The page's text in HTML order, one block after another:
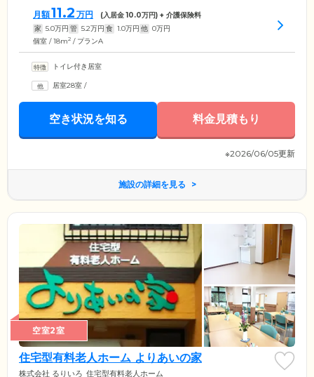
月額11.2 万円 (入居金10.0万円) + 介護保険料
家 5.0万円 管 5.2万円 食 1.0万円 他 0万円
個室 / 18m2 / プランA
トイレ付き居室
居室28室 /
空き状況を知る 料金見積もり
※2026/06/05更新
施設の詳細を見る
空室2室
住宅型有料老人ホーム よりあいの家
株式会社 るりいろ 住宅型有料老人ホーム